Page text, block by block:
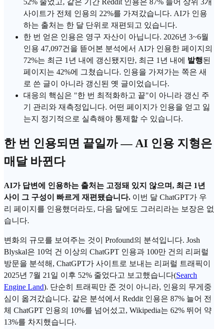
사이트가 전체 인용의 22%를 가져갔습니다. AI가 인용
하는 출처는 한 달 단위로 재편되고 있습니다.
한 번 얻은 인용은 영구 자산이 아닙니다. 2026년 3~6월
인용 47,097건을 뜯어본 분석에서 AI가 인용한 페이지의
72%는 최근 1년 내에 갱신됐지만, 최근 1년 내에 발행된
페이지는 42%에 그쳤습니다. 인용을 가져가는 쪽은 새
로 쓴 글이 아니라 갱신된 옛 글이었습니다.
대응의 핵심은 "한 번 최적화하고 끝"이 아니라 갱신 주
기 관리와 재측정입니다. 어떤 페이지가 인용을 얻고 잃
는지 정기적으로 실측해야 통제할 수 있습니다.
한 번 인용되면 끝일까 — AI 인용 지형은
매달 바뀐다
AI가 답변에 인용하는 출처는 고정돼 있지 않으며, 최근 1년
사이 그 구성이 빠르게 재편됐습니다. 이번 달 ChatGPT가 우
리 페이지를 인용했더라도, 다음 달에도 그러리라는 보장은 없
습니다.
변화의 규모를 보여주는 것이 Profound의 분석입니다. Josh
Blyskal은 10억 건 이상의 ChatGPT 인용과 100만 건의 리퍼럴
방문을 분석해, ChatGPT가 사이트로 보내는 리퍼럴 트래픽이
2025년 7월 21일 이후 52% 줄었다고 보고했습니다(Search
Engine Land). 단순히 트래픽만 준 것이 아니라, 인용의 무게중
심이 옮겨갔습니다. 같은 분석에서 Reddit 인용은 87% 늘어 전
체 ChatGPT 인용의 10%를 넘어섰고, Wikipedia는 62% 뛰어 약
13%를 차지했습니다.